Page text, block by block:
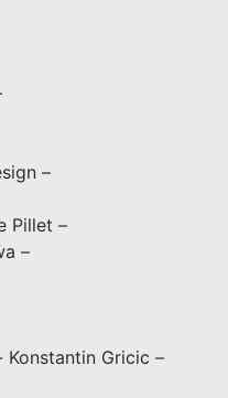
–
Pillet –
–
Konstantin Gricic –